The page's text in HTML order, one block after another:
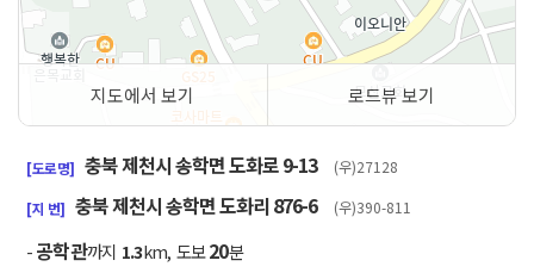
지도에서 보기 로드뷰 보기
[도로명] 충북 제천시 송학면 도화로 9-13 (우)27128
[지 번] 충북 제천시 송학면 도화리 876-6 (우)390-811
-공학관까지 1.3km, 도보20분